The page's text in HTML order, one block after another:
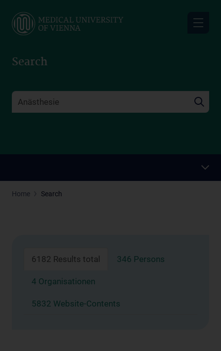
main
Search
Home Search
6182 Results total 346 Persons
4 Organisationen
5832 Website-Contents